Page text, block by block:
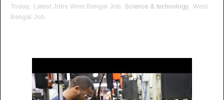
Today
Latest Jobs West Bengal Job , Science & technology, West
Bengal Job